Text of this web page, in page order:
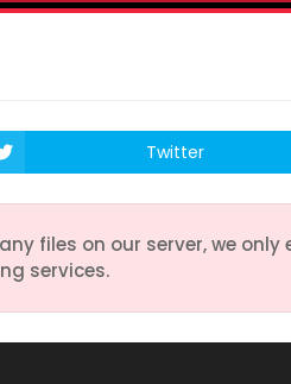
Twitter
files on our server, we
services.